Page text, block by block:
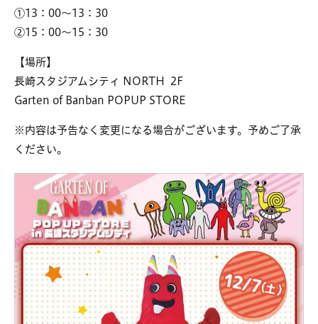
①13：00～13：30
②15：00～15：30
【場所】
長崎スタジアムシティ NORTH 2F
Garten of Banban POPUP STORE
※内容は予告なく変更になる場合がございます。 予めご了承
ください。